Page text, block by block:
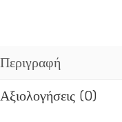
Περιγραφή
Αξιολογήσεις (0)